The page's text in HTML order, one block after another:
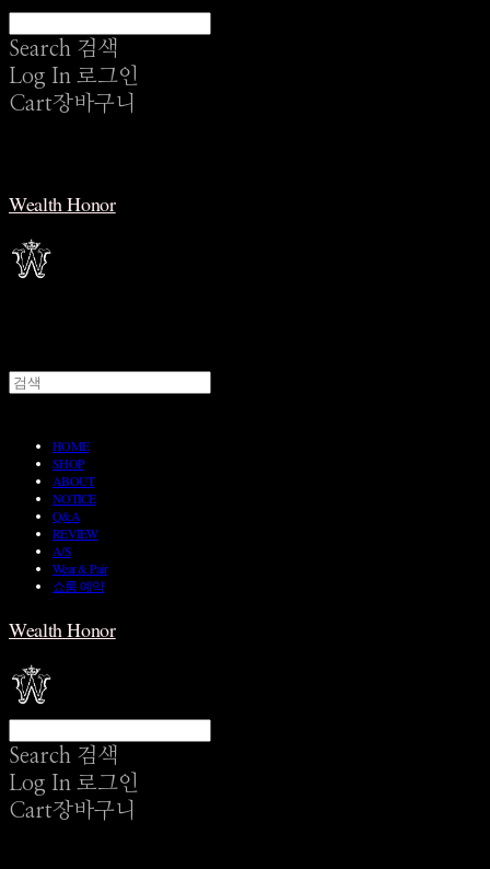
Search 검색
Log In 로그인
Cart장바구니
Wealth Honor
HOME
SHOP
ABOUT
NOTICE
Q&A
REVIEW
A/S
Wear & Pair
쇼룸 예약
Wealth Honor
Search 검색
Log In 로그인
Cart장바구니